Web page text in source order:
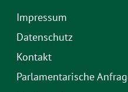
Impressum
Datenschutz
Kontakt
Parlamentarische